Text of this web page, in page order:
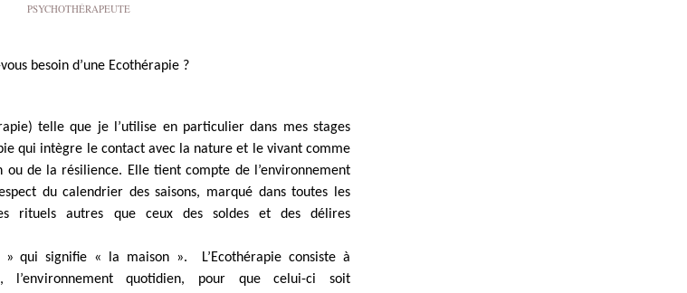
PSYCHOTHÉRAPEUTE
besoin d’une Ecothérapie ?
telle que je l’utilise en particulier dans mes stages
qui intègre le contact avec la nature et le vivant comme
ou de la résilience. Elle tient compte de l’environnement
du calendrier des saisons, marqué dans toutes les
rituels autres que ceux des soldes et des délires
qui signifie « la maison ». L’Ecothérapie consiste à
quotidien, pour que celui-ci soit